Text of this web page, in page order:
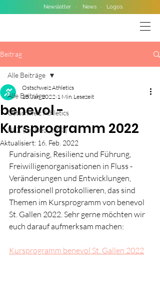
Newsletter · News · Logos
Beitrag
Alle Beiträge
Ostschweiz Athletics
NLZ (bis Dez. 2023)
Alle Beiträge
benevol -
Kursprogramm 2022
Ostschweiz Athletics
15. Jan. 2022 1 Min. Lesezeit
Aktualisiert: 16. Feb. 2022
Fundraising, Resilienz und Führung,
Freiwilligenorganisationen in Fluss -
Veränderungen und Entwicklungen,
professionell protokollieren, das sind
Themen im Kursprogramm von benevol
St. Gallen 2022. Sehr gerne möchten wir
euch darauf aufmerksam machen:
Kursprogramm benevol St. Gallen 2022